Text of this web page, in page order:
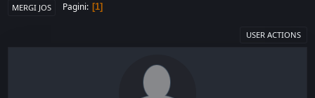
MERGI JOS Pagini 1
USER ACTIONS